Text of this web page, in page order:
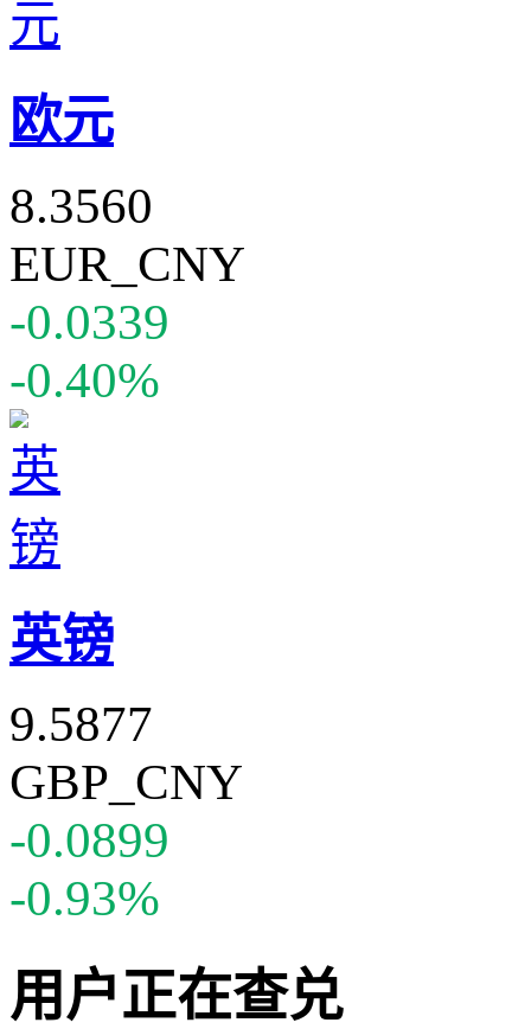
欧元
8.3560
EUR_CNY
-0.0339
-0.40%
英镑
9.5877
GBP_CNY
-0.0899
-0.93%
用户正在查兑